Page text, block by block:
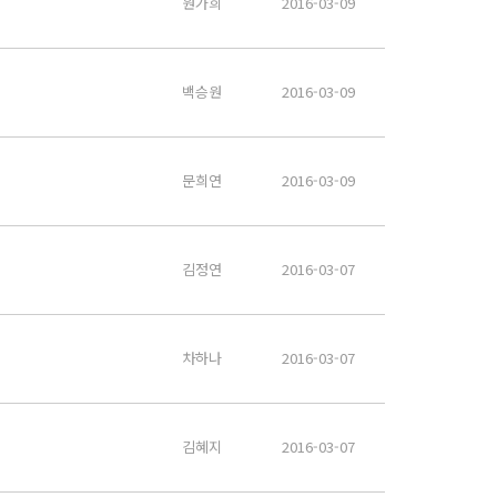
백승원 2016-03-09
문희연 2016-03-09
김정연 2016-03-07
차하나 2016-03-07
김혜지 2016-03-07